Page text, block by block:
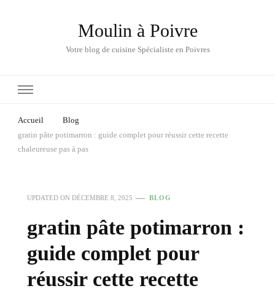
Moulin à Poivre
Votre blog de cuisine Spécialiste en Poivres
Accueil
Blog
gratin pâte potimarron : guide complet pour réussir cette recette
chaleureuse pas à pas
UPDATED ON DÉCEMBRE 8, 2025 BLOG
gratin pâte potimarron :
guide complet pour
réussir cette recette